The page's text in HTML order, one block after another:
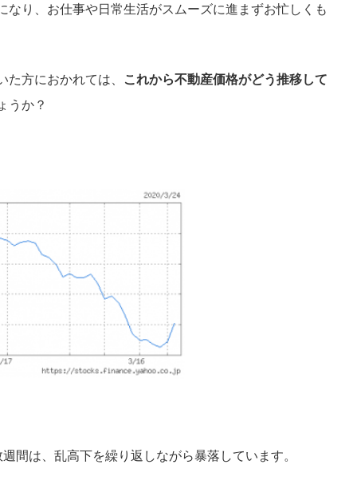
なり、お仕事や日常生活がスムーズに進まずお忙しくも
方におかれては、
これから不動産価格がどう推移して
うか？
間は、乱高下を繰り返しながら暴落しています。